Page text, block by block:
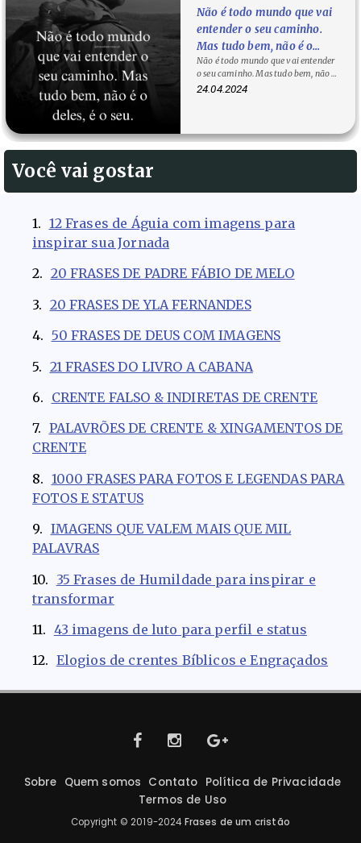
Não é todo mundo que vai
entender o seu caminho.
Mas tudo bem, não é o
deles, é o seu.
Não é todo mundo que vai entender
o seu caminho. Mas tudo bem, não é
24.04.2024
Você vai gostar
12 Frases de Águia com imagens para
inspirar sua Jornada
20 FRASES DE PADRE FÁBIO DE MELO
20 FRASES DE YLA FERNANDES
50 FRASES DE DEUS COM IMAGENS
21 FRASES DO LIVRO A CABANA
CRENTE FALSO & INDIRETAS DE CRENTE
PALAVRÕES DE CRENTE & XINGAMENTOS DE
CRENTE
1000 FRASES PARA FOTOS E LEGENDAS PARA
FOTOS E STATUS
IMAGENS QUE VALEM MAIS QUE MIL
PALAVRAS
35 Frases de Humildade para inspirar e
transformar
43 imagens de luto para perfil e status
Elogios de crentes Bíblicos e Engraçados
Sobre Quem somos Contato Política de Privacidade
Termos de Uso
Copyright © 2019-2024 Frases de um cristão